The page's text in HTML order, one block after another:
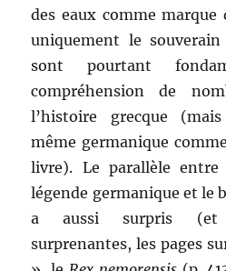
des eaux comme
uniquement le
sont pourtant
compréhension de
l’histoire grecque
même germanique
livre). Le parallèle
légende germanique et le
a aussi surpris (et
surprenantes, les pages